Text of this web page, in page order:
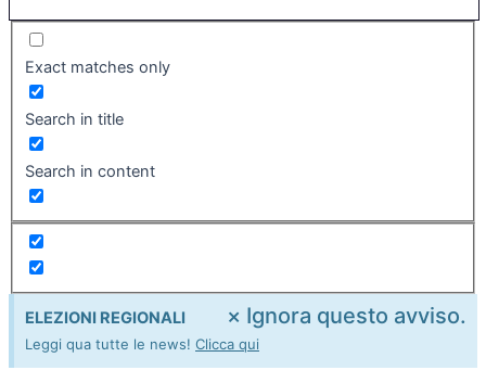
Exact matches only
Search in title
Search in content
ELEZIONI REGIONALI
Leggi qua tutte le news! Clicca qui
× Ignora questo avviso.